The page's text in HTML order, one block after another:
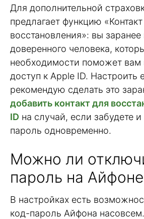
Для дополнительной
предлагает функцию
восстановления»: вы заранее
доверенного человека,
необходимости поможет вам
доступ к Apple ID. Настроить
рекомендую сделать это
добавить контакт для
ID на случай, если забудете
пароль одновременно.
Можно ли
пароль на Айфоне
В настройках есть
код-пароль Айфона